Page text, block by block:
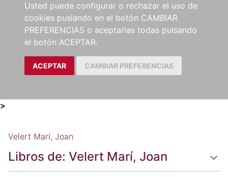
Usted puede configurar o rechazar el uso de
cookies puslando en el botón CAMBIAR
PREFERENCIAS o aceptarlas todas pulsando
el botón ACEPTAR.
ACEPTAR CAMBIAR PREFERENCIAS
>
Velert Marí, Joan
Libros de: Velert Marí, Joan